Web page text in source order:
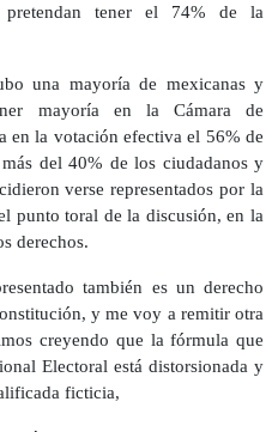
tener el 74% de la
una mayoría de mexicanas y
mayoría en la Cámara de
en la votación efectiva el 56% de
del 40% de los ciudadanos y
verse representados por la
punto toral de la discusión, en la
derechos.
también es un derecho
y me voy a remitir otra
creyendo que la fórmula que
Electoral está distorsionada y
ficticia,